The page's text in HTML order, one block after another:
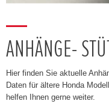
ANHÄNGE-
Hier finden Sie aktuelle
Daten für ältere Honda
helfen Ihnen gerne weiter.